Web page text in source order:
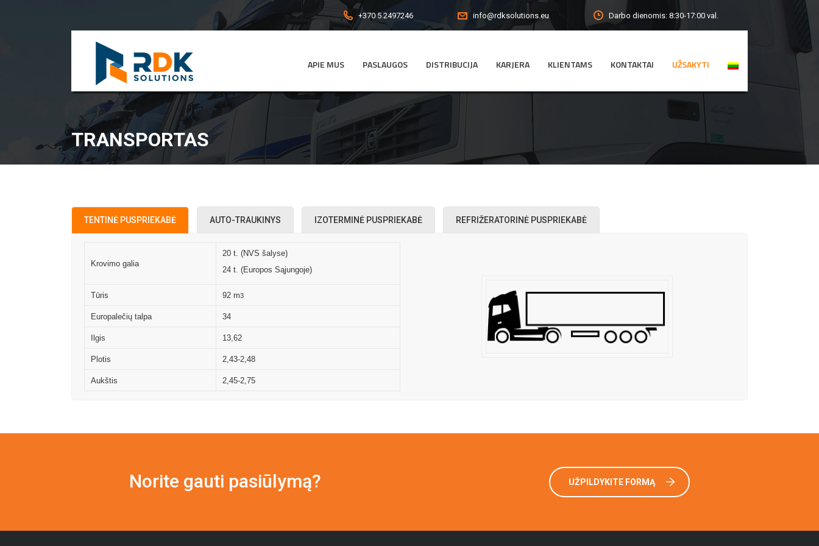
+370 5 2497246 info@rdksolutions.eu Darbo dienomis: 8:30-17:00 val.
APIE MUS PASLAUGOS DISTRIBUCIJA KARJERA KLIENTAMS KONTAKTAI UŽSAKYTI
TRANSPORTAS
TENTINĖ PUSPRIEKABĖ AUTO-TRAUKINYS IZOTERMINĖ PUSPRIEKABĖ REFRIŽERATORINĖ PUSPRIEKABĖ
Krovimo galia
20 t. (NVS šalyse)
24 t. (Europos Sąjungoje)
Tūris 92 m3
Europalečių talpa 34
Ilgis 13,62
Plotis 2,43-2,48
Aukštis 2,45-2,75
Norite gauti pasiūlymą? UŽPILDYKITE FORMĄ